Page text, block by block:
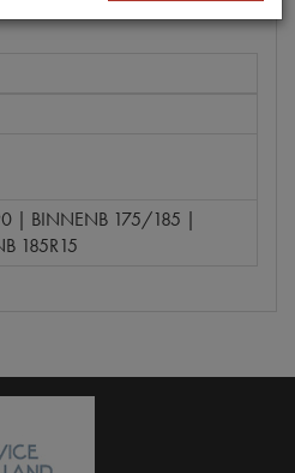
| BINNENB 175/185 |
185R15